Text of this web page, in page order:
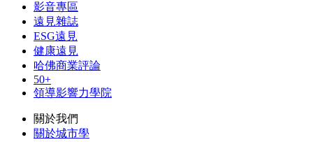
影音專區
遠見雜誌
ESG遠見
健康遠見
哈佛商業評論
50+
領導影響力學院
關於我們
關於城市學